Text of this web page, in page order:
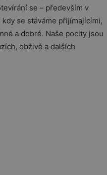
se – především v
se stáváme přijímajícími,
a dobré. Naše pocity jsou
obživě a dalších